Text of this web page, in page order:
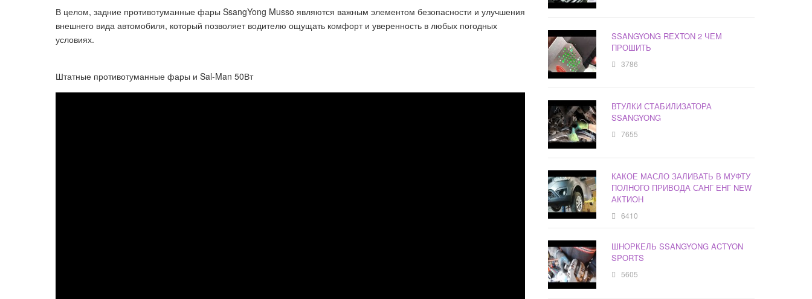
В целом, задние противотуманные фары SsangYong Musso являются важным элементом безопасности и улучшения
внешнего вида автомобиля, который позволяет водителю ощущать комфорт и уверенность в любых погодных
условиях.
Штатные противотуманные фары и Sal-Man 50Вт
SSANGYONG REXTON 2 ЧЕМ
ПРОШИТЬ
3786
ВТУЛКИ СТАБИЛИЗАТОРА
SSANGYONG
7655
КАКОЕ МАСЛО ЗАЛИВАТЬ В МУФТУ
ПОЛНОГО ПРИВОДА САНГ ЕНГ NEW
АКТИОН
6410
ШНОРКЕЛЬ SSANGYONG ACTYON
SPORTS
5605